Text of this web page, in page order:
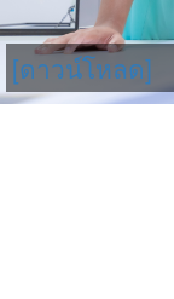
[ดาวน์โหลด]